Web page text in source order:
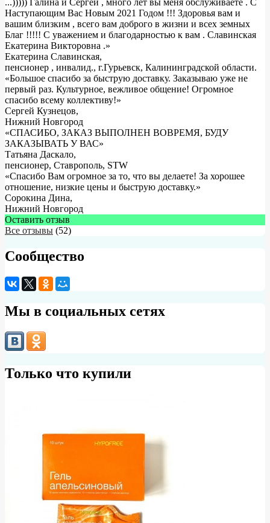
...))))) Галина и Сергей , много лет вы меня обслуживаете . С
Наступающим Вас Новым 2021 Годом !!! Здоровья вам и
вашим близким , всего вам доброго в жизни и всех земных
Благ !!!!! С уважением и благодарностью к вам . Славинская
Екатерина Викторовна .»
Екатерина Славинская,
пенсионер , инвалид., г.Гурьевск, Калининградской области.
«Большое спасибо за быструю доставку. Заказываю уже не
первый раз. Культурное, вежливое общение! Огромное
спасибо всему коллективу!»
Сергей Кузнецов,
Нижний Новгород
«СПАСИБО, ЗАКАЗ ВЫПОЛНЕН ВОВРЕМЯ, БУДУ
ЗАКАЗЫВАТЬ У ВАС»
Татьяна Даскало,
пенсионер, Ставрополь, STW
«Спасибо Вам огромное за то, что вы делаете! За хорошее
отношение, низкие цены и быструю доставку.»
Сорокина Дина,
Нижний Новгород
Оставить отзыв
Все отзывы (52)
Сообщество
Мы в социальных сетях
Только что купили